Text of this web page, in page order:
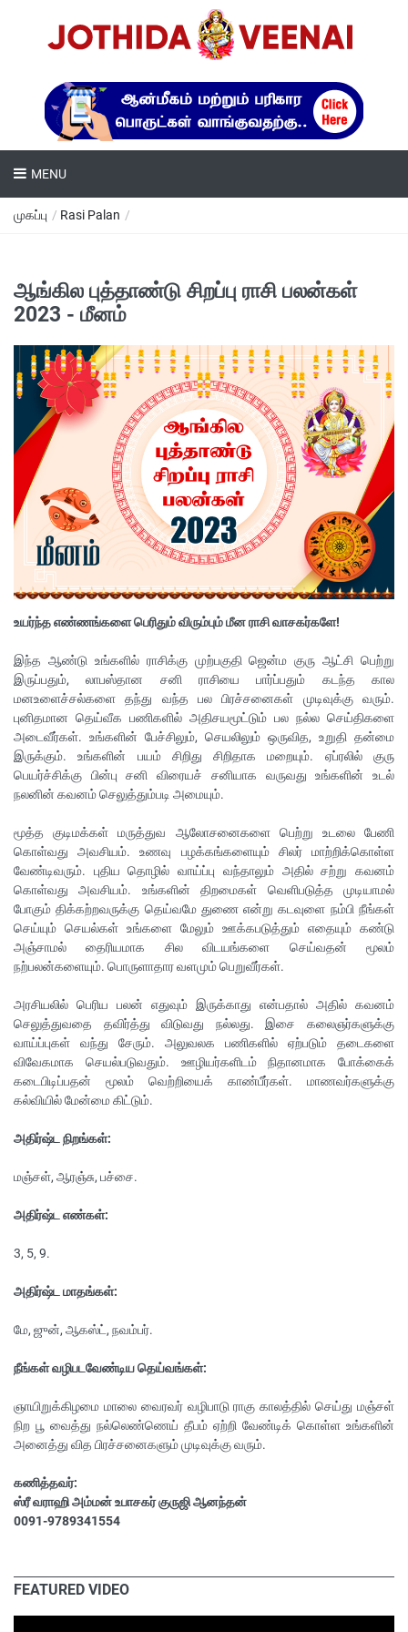
MENU
முகப்பு / Rasi Palan /
ஆங்கில புத்தாண்டு சிறப்பு ராசி பலன்கள்
2023 - மீனம்
உயர்ந்த எண்ணங்களை பெரிதும் விரும்பும் மீன ராசி வாசகர்களே!
இந்த ஆண்டு உங்களில் ராசிக்கு முற்பகுதி ஜென்ம குரு ஆட்சி பெற்று
இருப்பதும், லாபஸ்தான சனி ராசியை பார்ப்பதும் கடந்த கால
மனஉளைச்சல்களை தந்து வந்த பல பிரச்சனைகள் முடிவுக்கு வரும்.
புனிதமான தெய்வீக பணிகளில் அதிசயமூட்டும் பல நல்ல செய்திகளை
அடைவீர்கள். உங்களின் பேச்சிலும், செயலிலும் ஒருவித, உறுதி தன்மை
இருக்கும். உங்களின் பயம் சிறிது சிறிதாக மறையும். ஏப்ரலில் குரு
பெயர்ச்சிக்கு பின்பு சனி விரையச் சனியாக வருவது உங்களின் உடல்
நலனின் கவனம் செலுத்தும்படி அமையும்.
மூத்த குடிமக்கள் மருத்துவ ஆலோசனைகளை பெற்று உடலை பேணி
கொள்வது அவசியம். உணவு பழக்கங்களையும் சிலர் மாற்றிக்கொள்ள
வேண்டிவரும். புதிய தொழில் வாய்ப்பு வந்தாலும் அதில் சற்று கவனம்
கொள்வது அவசியம். உங்களின் திறமைகள் வெளிபடுத்த முடியாமல்
போகும் திக்கற்றவருக்கு தெய்வமே துணை என்று கடவுளை நம்பி நீங்கள்
செய்யும் செயல்கள் உங்களை மேலும் ஊக்கபடுத்தும் எதையும் கண்டு
அஞ்சாமல் தைரியமாக சில விடயங்களை செய்வதன் மூலம்
நற்பலன்களையும். பொருளாதார வளமும் பெறுவீர்கள்.
அரசியலில் பெரிய பலன் எதுவும் இருக்காது என்பதால் அதில் கவனம்
செலுத்துவதை தவிர்த்து விடுவது நல்லது. இசை கலைஞர்களுக்கு
வாய்ப்புகள் வந்து சேரும். அலுவலக பணிகளில் ஏற்படும் தடைகளை
விவேகமாக செயல்படுவதும். ஊழியர்களிடம் நிதானமாக போக்கைக்
கடைபிடிப்பதன் மூலம் வெற்றியைக் காண்பீர்கள். மாணவர்களுக்கு
கல்வியில் மேன்மை கிட்டும்.
அதிர்ஷ்ட நிறங்கள்:
மஞ்சள், ஆரஞ்சு, பச்சை.
அதிர்ஷ்ட எண்கள்:
3, 5, 9.
அதிர்ஷ்ட மாதங்கள்:
மே, ஜுன், ஆகஸ்ட், நவம்பர்.
நீங்கள் வழிபடவேண்டிய தெய்வங்கள்:
ஞாயிறுக்கிழமை மாலை வைரவர் வழிபாடு ராகு காலத்தில் செய்து மஞ்சள்
நிற பூ வைத்து நல்லெண்ணெய் தீபம் ஏற்றி வேண்டிக் கொள்ள உங்களின்
அனைத்து வித பிரச்சனைகளும் முடிவுக்கு வரும்.
கணித்தவர்:
ஸ்ரீ வராஹி அம்மன் உபாசகர் குருஜி ஆனந்தன்
0091-9789341554
FEATURED VIDEO